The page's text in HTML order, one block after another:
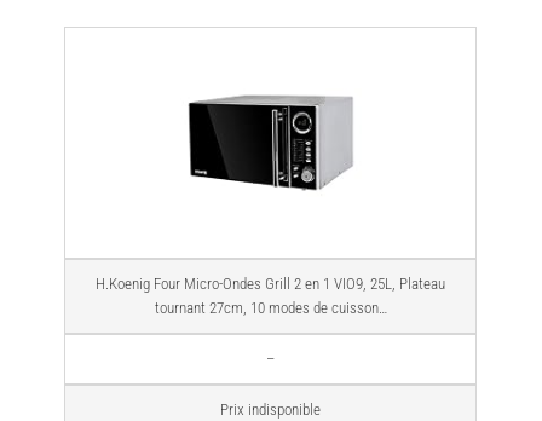
H.Koenig Four Micro-Ondes Grill 2 en 1 VIO9, 25L, Plateau
tournant 27cm, 10 modes de cuisson…
–
Prix indisponible